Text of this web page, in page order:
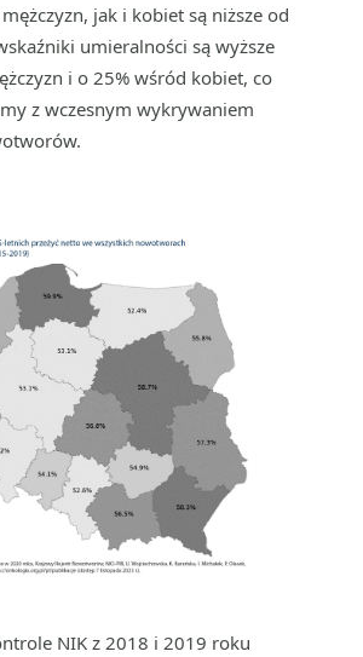
jak i kobiet są niższe od
umieralności są wyższe
i o 25% wśród kobiet, co
z wczesnym wykrywaniem
NIK z 2018 i 2019 roku